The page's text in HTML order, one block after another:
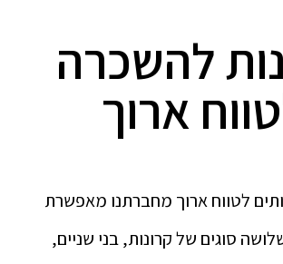
להשכרה
ארוך
לטווח ארוך מחברתנו מאפשרת
סוגים של קרונות, בני שניים,